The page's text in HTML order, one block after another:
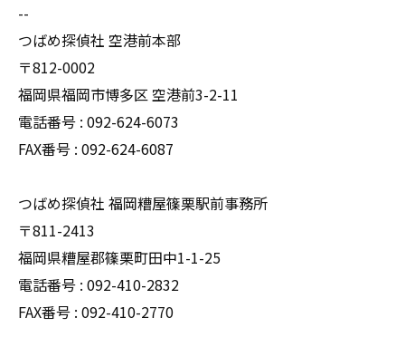
--
つばめ探偵社 空港前本部
〒812-0002
福岡県福岡市博多区 空港前3-2-11
電話番号 : 092-624-6073
FAX番号 : 092-624-6087
つばめ探偵社 福岡糟屋篠栗駅前事務所
〒811-2413
福岡県糟屋郡篠栗町田中1-1-25
電話番号 : 092-410-2832
FAX番号 : 092-410-2770